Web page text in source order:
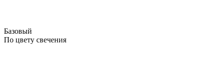
Базовый
По цвету свечения